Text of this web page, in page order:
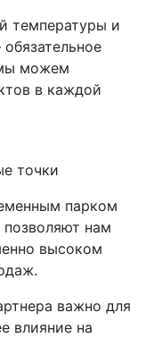
температуры и
можем
в каждой
точки
парком
нам
высоком
важно для
влияние на